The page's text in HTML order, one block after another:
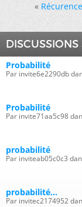
« Récurence
Probabilité
Par invite6e2290db
Probabilité
Par invite71aa5c98
probabilité
Par inviteab05c0c3
probabilité...
Par invitec2174952